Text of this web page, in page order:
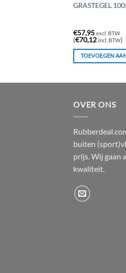
GRASTEGEL
€57,95 excl. BTW
(€70,12 incl. BTW)
TOEVOEGEN
OVER ONS
buiten
prijs. Wij gaan
kwaliteit.